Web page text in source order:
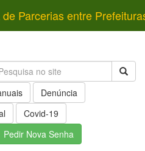
Parcerias entre
Denúncia
Covid-19
Pedir Nova Senha